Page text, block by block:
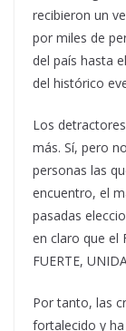
recibieron un
por miles de
del país hasta
del histórico
Los
más. Sí, pero
personas las
encuentro, el
pasadas
en claro que el
FUERTE,
Por tanto, las
fortalecido y